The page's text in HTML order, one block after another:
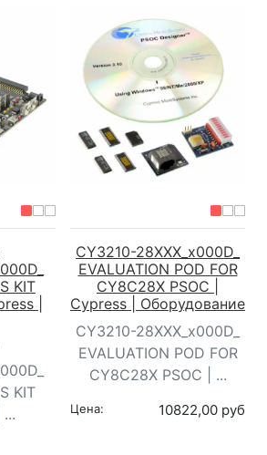
KIT
|
KIT
CY3210-28XXX_x000D_
EVALUATION POD FOR
CY8C28X PSOC |
Cypress | Оборудование
CY3210-28XXX_x000D_
EVALUATION POD FOR
CY8C28X PSOC | ...
Цена: 10822,00 руб